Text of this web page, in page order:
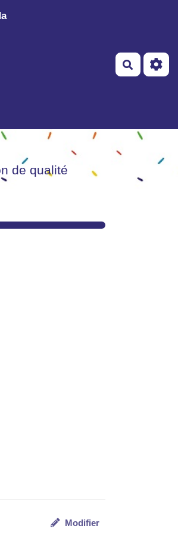
de qualité
Modifier